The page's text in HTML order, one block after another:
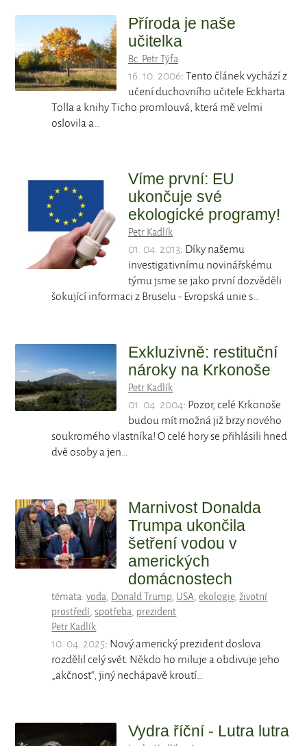
Příroda je naše
učitelka
Bc. Petr Týfa
16. 10. 2006: Tento článek vychází z
učení duchovního učitele Eckharta
Tolla a knihy Ticho promlouvá, která mě velmi
oslovila a…
Víme první: EU
ukončuje své
ekologické programy!
Petr Kadlík
01. 04. 2013: Díky našemu
investigativnímu novinářskému
týmu jsme se jako první dozvěděli
šokující informaci z Bruselu - Evropská unie s…
Exkluzivně: restituční
nároky na Krkonoše
Petr Kadlík
01. 04. 2004: Pozor, celé Krkonoše
budou mít možná již brzy nového
soukromého vlastníka! O celé hory se přihlásili hned
dvě osoby a jen…
Marnivost Donalda
Trumpa ukončila
šetření vodou v
amerických
domácnostech
témata:voda, Donald Trump, USA,ekologie,životní
prostředí,spotřeba, prezident
Petr Kadlík
10. 04. 2025: Nový americký prezident doslova
rozdělil celý svět. Někdo ho miluje a obdivuje jeho
„akčnost“, jiný nechápavě kroutí…
Vydra říční - Lutra lutra